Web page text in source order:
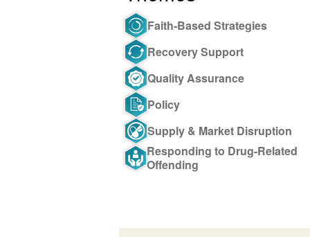
Faith-Based Strategies
Recovery Support
Quality Assurance
Policy
Supply & Market Disruption
Responding to Drug-Related
Offending